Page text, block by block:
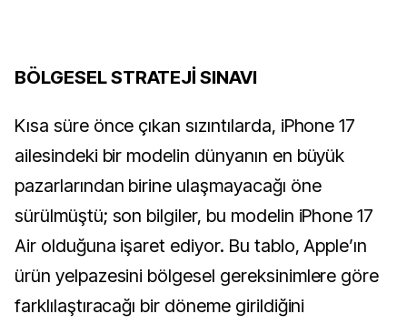
BÖLGESEL STRATEJİ SINAVI
Kısa süre önce çıkan sızıntılarda, iPhone 17
ailesindeki bir modelin dünyanın en büyük
pazarlarından birine ulaşmayacağı öne
sürülmüştü; son bilgiler, bu modelin iPhone 17
Air olduğuna işaret ediyor. Bu tablo, Apple’ın
ürün yelpazesini bölgesel gereksinimlere göre
farklılaştıracağı bir döneme girildiğini